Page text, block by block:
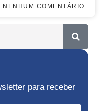
NENHUM COMENTÁRIO
para receber